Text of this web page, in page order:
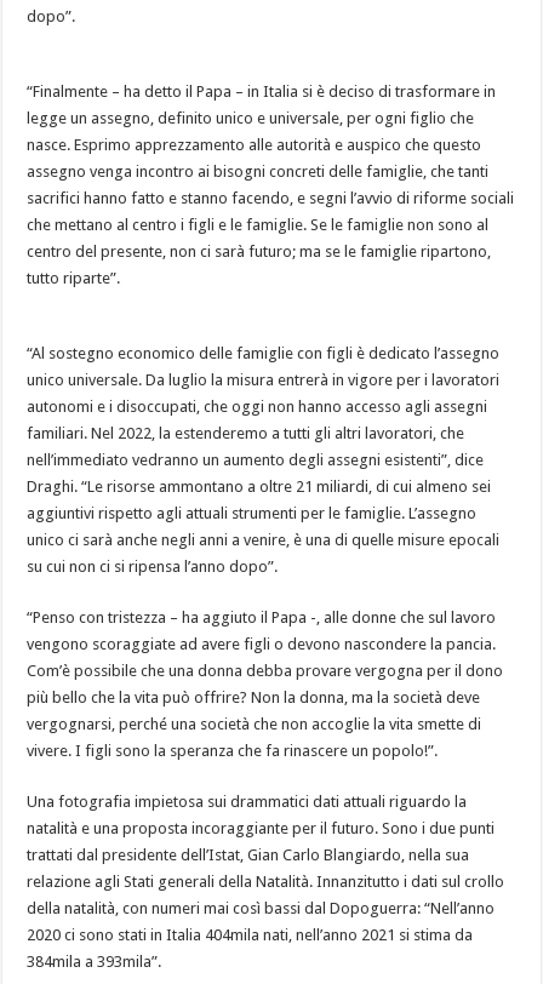
dopo”.
“Finalmente – ha detto il Papa – in Italia si è deciso di trasformare in
legge un assegno, definito unico e universale, per ogni figlio che
nasce. Esprimo apprezzamento alle autorità e auspico che questo
assegno venga incontro ai bisogni concreti delle famiglie, che tanti
sacrifici hanno fatto e stanno facendo, e segni l’avvio di riforme sociali
che mettano al centro i figli e le famiglie. Se le famiglie non sono al
centro del presente, non ci sarà futuro; ma se le famiglie ripartono,
tutto riparte”.
“Al sostegno economico delle famiglie con figli è dedicato l’assegno
unico universale. Da luglio la misura entrerà in vigore per i lavoratori
autonomi e i disoccupati, che oggi non hanno accesso agli assegni
familiari. Nel 2022, la estenderemo a tutti gli altri lavoratori, che
nell’immediato vedranno un aumento degli assegni esistenti”, dice
Draghi. “Le risorse ammontano a oltre 21 miliardi, di cui almeno sei
aggiuntivi rispetto agli attuali strumenti per le famiglie. L’assegno
unico ci sarà anche negli anni a venire, è una di quelle misure epocali
su cui non ci si ripensa l’anno dopo”.
“Penso con tristezza – ha aggiuto il Papa -, alle donne che sul lavoro
vengono scoraggiate ad avere figli o devono nascondere la pancia.
Com’è possibile che una donna debba provare vergogna per il dono
più bello che la vita può offrire? Non la donna, ma la società deve
vergognarsi, perché una società che non accoglie la vita smette di
vivere. I figli sono la speranza che fa rinascere un popolo!”.
Una fotografia impietosa sui drammatici dati attuali riguardo la
natalità e una proposta incoraggiante per il futuro. Sono i due punti
trattati dal presidente dell’Istat, Gian Carlo Blangiardo, nella sua
relazione agli Stati generali della Natalità. Innanzitutto i dati sul crollo
della natalità, con numeri mai così bassi dal Dopoguerra: “Nell’anno
2020 ci sono stati in Italia 404mila nati, nell’anno 2021 si stima da
384mila a 393mila”.